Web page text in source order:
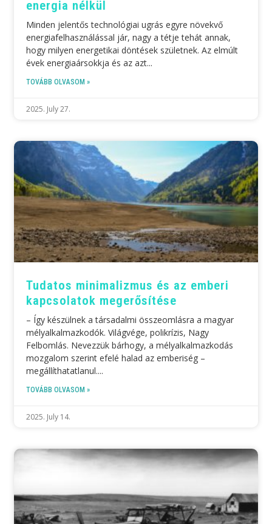
energia nélkül
Minden jelentős technológiai ugrás egyre növekvő
energiafelhasználással jár, nagy a tétje tehát annak,
hogy milyen energetikai döntések születnek. Az elmúlt
évek energiaársokkja és az azt
TOVÁBB OLVASOM »
2025. July 27.
Tudatos minimalizmus és az emberi
kapcsolatok megerősítése
– Így készülnek a társadalmi összeomlásra a magyar
mélyalkalmazkodók. Világvége, polikrízis, Nagy
Felbomlás. Nevezzük bárhogy, a mélyalkalmazkodás
mozgalom szerint efelé halad az emberiség –
megállíthatatlanul.
TOVÁBB OLVASOM »
2025. July 14.